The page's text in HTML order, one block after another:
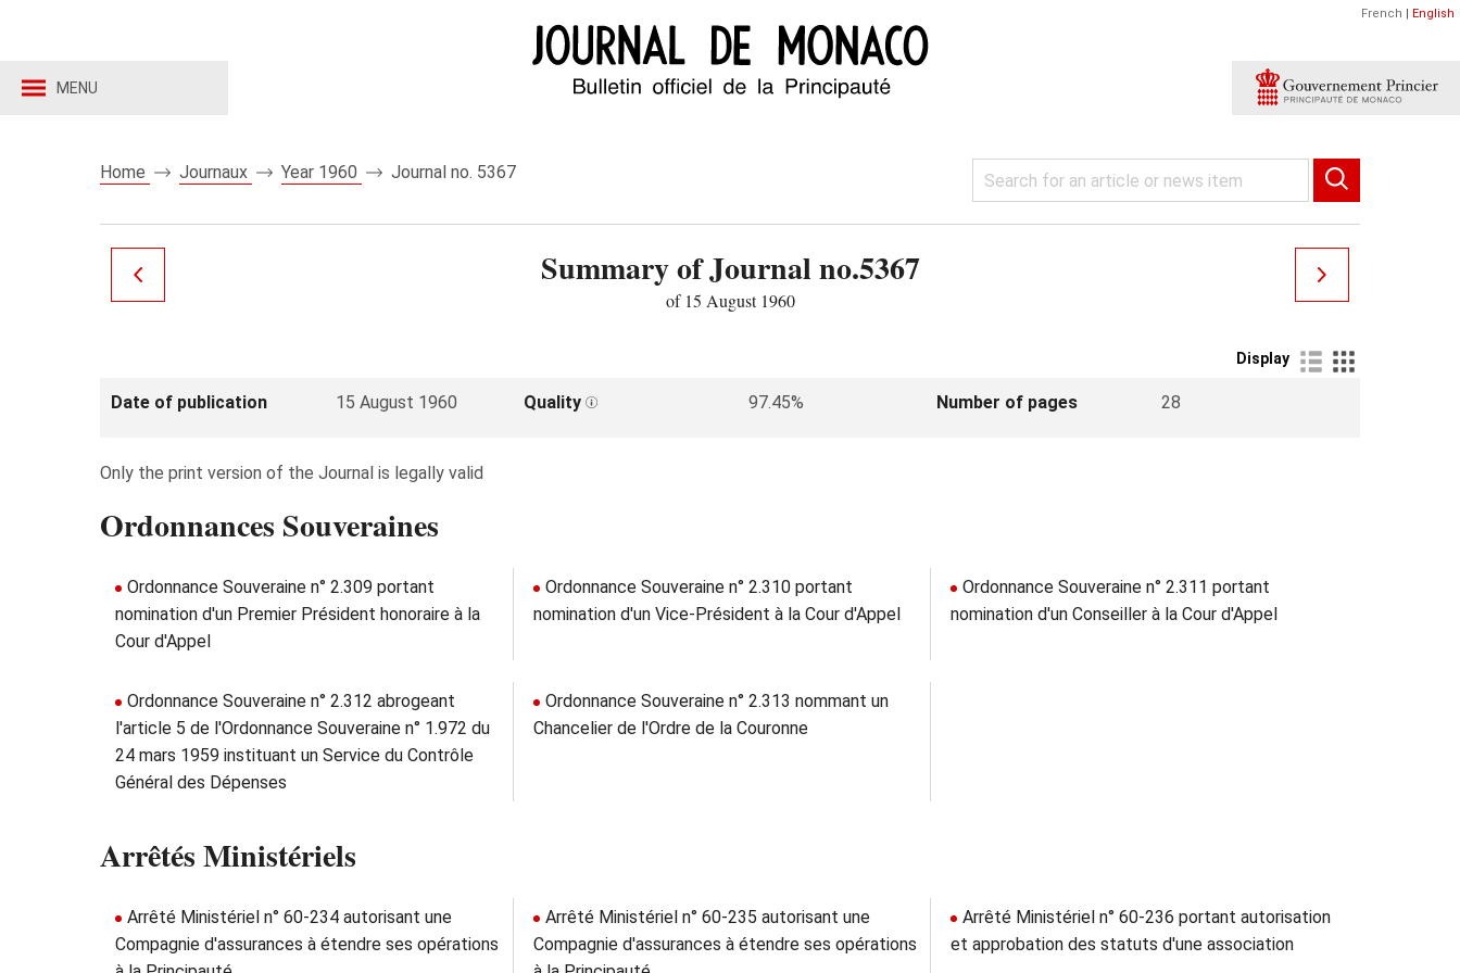
MENU
French | English
Home Journaux Year 1960 Journal no. 5367
Summary of Journal no.5367
of 15 August 1960
Display
Date of publication 15 August 1960 Quality 97.45% Number of pages 28
Only the print version of the Journal is legally valid
Ordonnances Souveraines
Ordonnance Souveraine n° 2.309 portant
nomination d'un Premier Président honoraire à la
Cour d'Appel
Ordonnance Souveraine n° 2.310 portant
nomination d'un Vice-Président à la Cour d'Appel
Ordonnance Souveraine n° 2.311 portant
nomination d'un Conseiller à la Cour d'Appel
Ordonnance Souveraine n° 2.312 abrogeant
l'article 5 de l'Ordonnance Souveraine n° 1.972 du
24 mars 1959 instituant un Service du Contrôle
Général des Dépenses
Ordonnance Souveraine n° 2.313 nommant un
Chancelier de l'Ordre de la Couronne
Arrêtés Ministériels
Arrêté Ministériel n° 60-234 autorisant une
Compagnie d'assurances à étendre ses opérations
Arrêté Ministériel n° 60-235 autorisant une
Compagnie d'assurances à étendre ses opérations
Arrêté Ministériel n° 60-236 portant autorisation
et approbation des statuts d'une association